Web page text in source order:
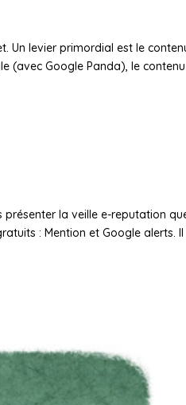
Un levier primordial est le
(avec Google Panda), le
la veille e-reputation
: Mention et Google alerts.